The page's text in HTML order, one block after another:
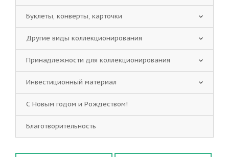
Буклеты, конверты, карточки
Другие виды коллекционирования
Принадлежности для коллекционирования
Инвестиционный материал
С Новым годом и Рождеством!
Благотворительность